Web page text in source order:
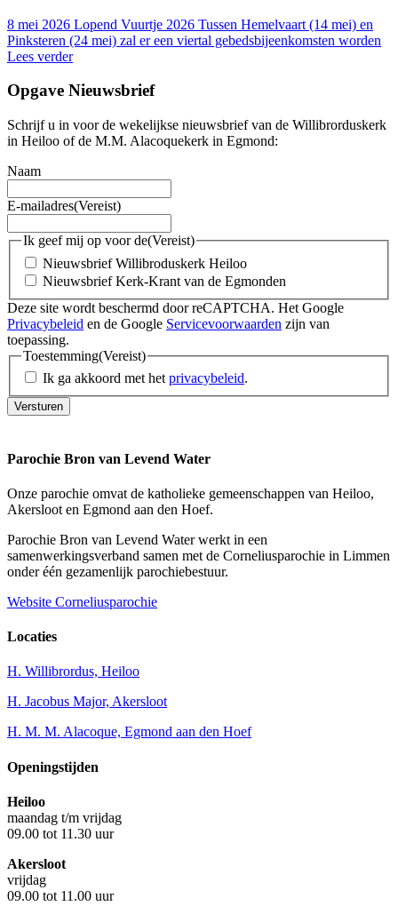
8 mei 2026 Lopend Vuurtje 2026 Tussen Hemelvaart (14 mei) en
Pinksteren (24 mei) zal er een viertal gebedsbijeenkomsten worden
Lees verder
Opgave Nieuwsbrief
Schrijf u in voor de wekelijkse nieuwsbrief van de Willibrorduskerk
in Heiloo of de M.M. Alacoquekerk in Egmond:
Naam
E-mailadres(Vereist)
Ik geef mij op voor de(Vereist)
Nieuwsbrief Willibroduskerk Heiloo
Nieuwsbrief Kerk-Krant van de Egmonden
Deze site wordt beschermd door reCAPTCHA. Het Google
Privacybeleid en de Google Servicevoorwaarden zijn van
toepassing.
Toestemming(Vereist)
Ik ga akkoord met het privacybeleid.
Versturen
Parochie Bron van Levend Water
Onze parochie omvat de katholieke gemeenschappen van Heiloo,
Akersloot en Egmond aan den Hoef.
Parochie Bron van Levend Water werkt in een
samenwerkingsverband samen met de Corneliusparochie in Limmen
onder één gezamenlijk parochiebestuur.
Website Corneliusparochie
Locaties
H. Willibrordus, Heiloo
H. Jacobus Major, Akersloot
H. M. M. Alacoque, Egmond aan den Hoef
Openingstijden
Heiloo
maandag t/m vrijdag
09.00 tot 11.30 uur
Akersloot
vrijdag
09.00 tot 11.00 uur